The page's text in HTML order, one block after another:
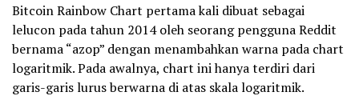
Bitcoin Rainbow Chart pertama kali dibuat sebagai
lelucon pada tahun 2014 oleh seorang pengguna Reddit
bernama “azop” dengan menambahkan warna pada chart
logaritmik. Pada awalnya, chart ini hanya terdiri dari
garis-garis lurus berwarna di atas skala logaritmik.